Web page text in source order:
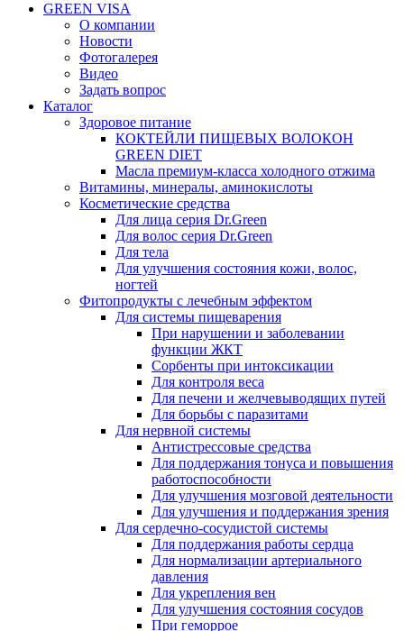
GREEN VISA
О компании
Новости
Фотогалерея
Видео
Задать вопрос
Каталог
Здоровое питание
КОКТЕЙЛИ ПИЩЕВЫХ ВОЛОКОН
GREEN DIET
Масла премиум-класса холодного отжима
Витамины, минералы, аминокислоты
Косметические средства
Для лица серия Dr.Green
Для волос серия Dr.Green
Для тела
Для улучшения состояния кожи, волос,
ногтей
Фитопродукты с лечебным эффектом
Для системы пищеварения
При нарушении и заболевании
функции ЖКТ
Сорбенты при интоксикации
Для контроля веса
Для печени и желчевыводящих путей
Для борьбы с паразитами
Для нервной системы
Антистрессовые средства
Для поддержания тонуса и повышения
работоспособности
Для улучшения мозговой деятельности
Для улучшения и поддержания зрения
Для сердечно-сосудистой системы
Для поддержания работы сердца
Для нормализации артериального
давления
Для укрепления вен
Для улучшения состояния сосудов
При геморрое